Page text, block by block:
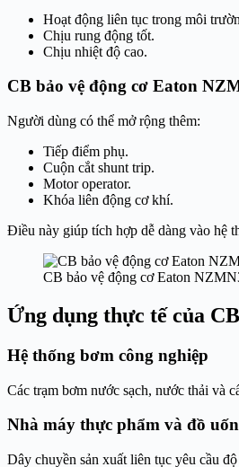
Hoạt động liên tục trong môi
Chịu rung động tốt.
Chịu nhiệt độ cao.
CB bảo vệ động cơ Eaton
Người dùng có thể mở rộng thêm:
Tiếp điểm phụ.
Cuộn cắt shunt trip.
Motor operator.
Khóa liên động cơ khí.
Điều này giúp tích hợp dễ dàng vào hệ
CB bảo vệ động cơ Eaton
Ứng dụng thực tế của
Hệ thống bơm công nghiệp
Các trạm bơm nước sạch, nước thải và
Nhà máy thực phẩm và đồ
Dây chuyền sản xuất liên tục yêu cầu